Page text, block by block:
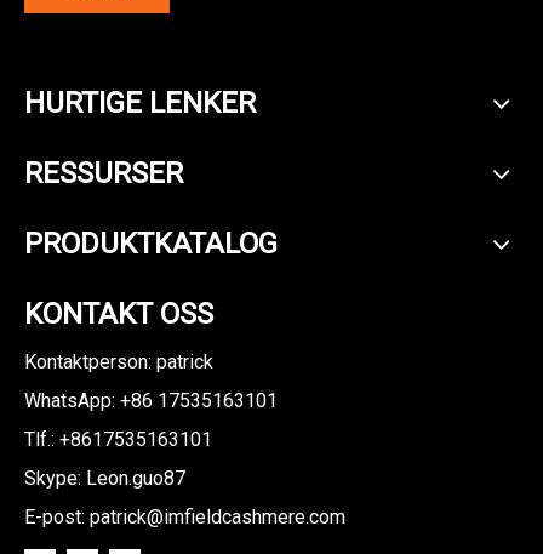
HURTIGE LENKER
RESSURSER
PRODUKTKATALOG
KONTAKT OSS
Kontaktperson: patrick
WhatsApp: +86 17535163101
Tlf.: +8617535163101
Skype: Leon.guo87
E-post: patrick@imfieldcashmere.com